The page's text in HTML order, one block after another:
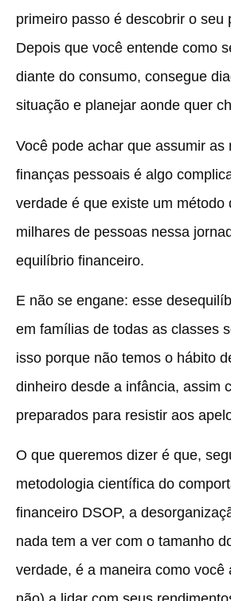
primeiro passo é descobrir o seu
Depois que você entende como
diante do consumo, consegue
situação e planejar aonde quer
Você pode achar que assumir as
finanças pessoais é algo
verdade é que existe um método
milhares de pessoas nessa
equilíbrio financeiro.
E não se engane: esse
em famílias de todas as classes
isso porque não temos o hábito
dinheiro desde a infância, assim
preparados para resistir aos
O que queremos dizer é que,
metodologia científica do
financeiro DSOP, a
nada tem a ver com o tamanho
verdade, é a maneira como você